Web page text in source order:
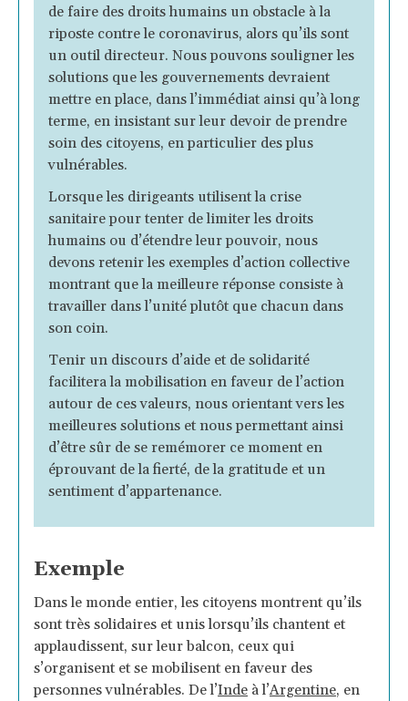
de faire des droits humains un obstacle à la
riposte contre le coronavirus, alors qu’ils sont
un outil directeur. Nous pouvons souligner les
solutions que les gouvernements devraient
mettre en place, dans l’immédiat ainsi qu’à long
terme, en insistant sur leur devoir de prendre
soin des citoyens, en particulier des plus
vulnérables.
Lorsque les dirigeants utilisent la crise
sanitaire pour tenter de limiter les droits
humains ou d’étendre leur pouvoir, nous
devons retenir les exemples d’action collective
montrant que la meilleure réponse consiste à
travailler dans l’unité plutôt que chacun dans
son coin.
Tenir un discours d’aide et de solidarité
facilitera la mobilisation en faveur de l’action
autour de ces valeurs, nous orientant vers les
meilleures solutions et nous permettant ainsi
d’être sûr de se remémorer ce moment en
éprouvant de la fierté, de la gratitude et un
sentiment d’appartenance.
Exemple
Dans le monde entier, les citoyens montrent qu’ils
sont très solidaires et unis lorsqu’ils chantent et
applaudissent, sur leur balcon, ceux qui
s’organisent et se mobilisent en faveur des
personnes vulnérables. De l’Inde à l’Argentine, en